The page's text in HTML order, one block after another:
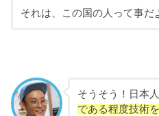
それは、この国の人って事だ
そうそう！日本
である程度技術